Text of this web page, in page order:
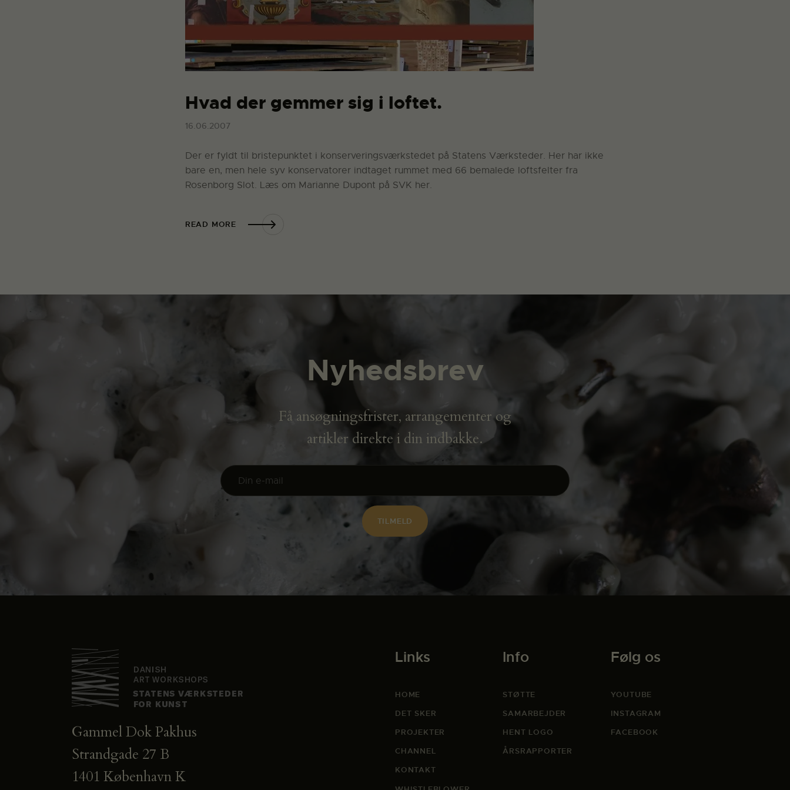
Hvad der gemmer sig i loftet.
16.06.2007
Der er fyldt til bristepunktet i konserveringsværkstedet på Statens Værksteder. Her har ikke
bare en, men hele syv konservatorer indtaget rummet med 66 bemalede loftsfelter fra
Rosenborg Slot. Læs om Marianne Dupont på SVK her.
READ MORE
Nyhedsbrev
Få ansøgningsfrister, arrangementer og
artikler direkte i din indbakke.
Gammel Dok Pakhus
Strandgade 27 B
1401 København K
Links
HOME
DET SKER
PROJEKTER
CHANNEL
KONTAKT
Info
STØTTE
SAMARBEJDER
HENT LOGO
ÅRSRAPPORTER
Følg os
YOUTUBE
INSTAGRAM
FACEBOOK